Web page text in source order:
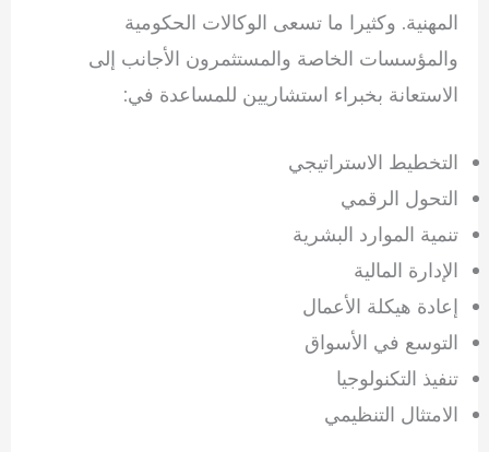
المهنية. وكثيرا ما تسعى الوكالات الحكومية
والمؤسسات الخاصة والمستثمرون الأجانب إلى
الاستعانة بخبراء استشاريين للمساعدة في:
التخطيط الاستراتيجي
التحول الرقمي
تنمية الموارد البشرية
الإدارة المالية
إعادة هيكلة الأعمال
التوسع في الأسواق
تنفيذ التكنولوجيا
الامتثال التنظيمي